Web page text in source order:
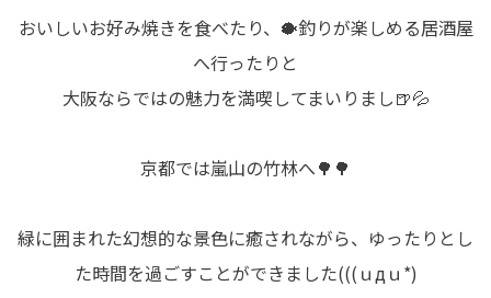
おいしいお好み焼きを食べたり、🐡釣りが楽しめる居酒屋
へ行ったりと
大阪ならではの魅力を満喫してまいりまし🍺💦
京都では嵐山の竹林へ🌳🌳
緑に囲まれた幻想的な景色に癒されながら、ゆったりとし
た時間を過ごすことができました(((ｕдｕ*)